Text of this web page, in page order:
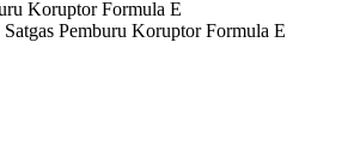
Pemburu Koruptor Formula E